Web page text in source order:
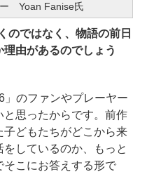
ー Yoan Fanise氏
のではなく、物語の前日
由があるのでしょう
」のファンやプレーヤー
思ったからです。前作
どもたちがどこから来
しているのか、もっと
こにお答えする形で